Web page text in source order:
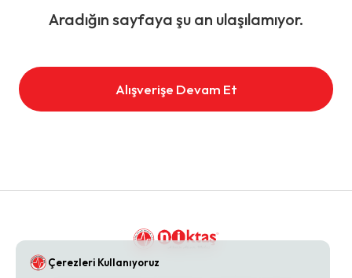
Aradığın sayfaya şu an ulaşılamıyor.
Alışverişe Devam Et
Çerezleri Kullanıyoruz